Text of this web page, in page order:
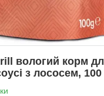
вологий корм
з лососем, 100